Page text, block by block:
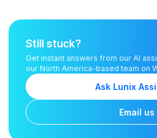
Still stuck?
Get instant answers from our AI
our North America-based team on
Ask Lunix
Email us